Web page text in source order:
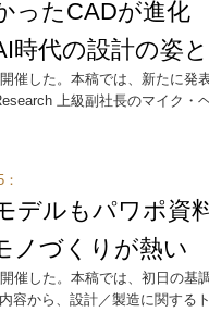
ったCADが進
時代の設計の姿
催した。本稿では、新たに発
上級副社長のマイク・
デルもパワポ
ノづくりが熱い
催した。本稿では、初日の基
容から、設計／製造に関する